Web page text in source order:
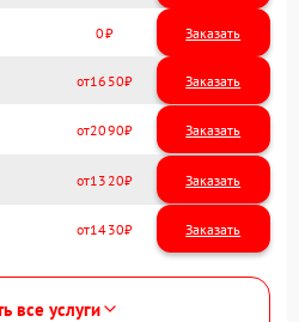
0 Заказать
1650
2090
1320
1430
все услуги